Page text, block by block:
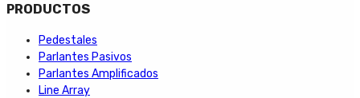
PRODUCTOS
Pedestales
Parlantes Pasivos
Parlantes Amplificados
Line Array